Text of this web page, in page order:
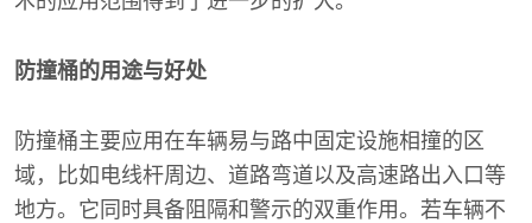
防撞桶的用途与好处
防撞桶主要应用在车辆易与路中固定设施相撞的区
域，比如电线杆周边、道路弯道以及高速路出入口等
地方。它同时具备阻隔和警示的双重作用。若车辆不